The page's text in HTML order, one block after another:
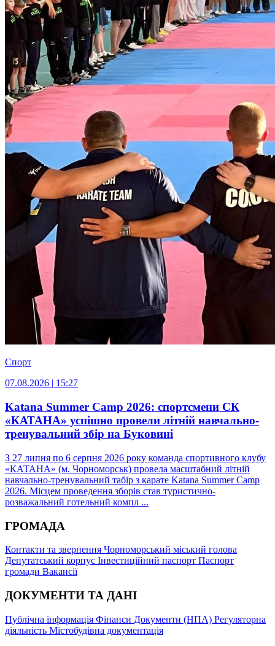
Спорт
07.08.2026 | 15:27
Katana Summer Camp 2026: спортсмени СК
«КАТАНА» успішно провели літній навчально-
тренувальний збір на Буковині
З 27 липня по 6 серпня 2026 року команда спортивного клубу
«КАТАНА» (м. Чорноморськ) провела масштабний літній
навчально-тренувальний табір з карате Katana Summer Camp
2026. Місцем проведення зборів став туристично-
розважальний готельний компл ...
ГРОМАДА
Контакти та звернення Чорноморський міський голова
Депутатський корпус Інвестиційний паспорт Паспорт
громади Вакансії
ДОКУМЕНТИ ТА ДАНІ
Публічна інформація Фінанси Документи (НПА) Регуляторна
діяльність Містобудівна документація